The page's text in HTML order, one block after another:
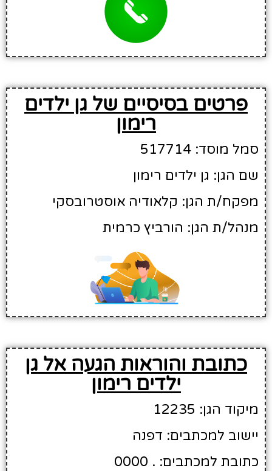
פרטים בסיסיים של גן ילדים
רימון
סמל מוסד: 517714
שם הגן: גן ילדים רימון
מפקח/ת הגן: קלאודיה אוסטרובסקי
מנהל/ת הגן: הורביץ כרמית
כתובת והוראות הגעה אל גן
ילדים רימון
מיקוד הגן: 12235
יישוב למכתבים: דפנה
כתובת למכתבים: . 0000